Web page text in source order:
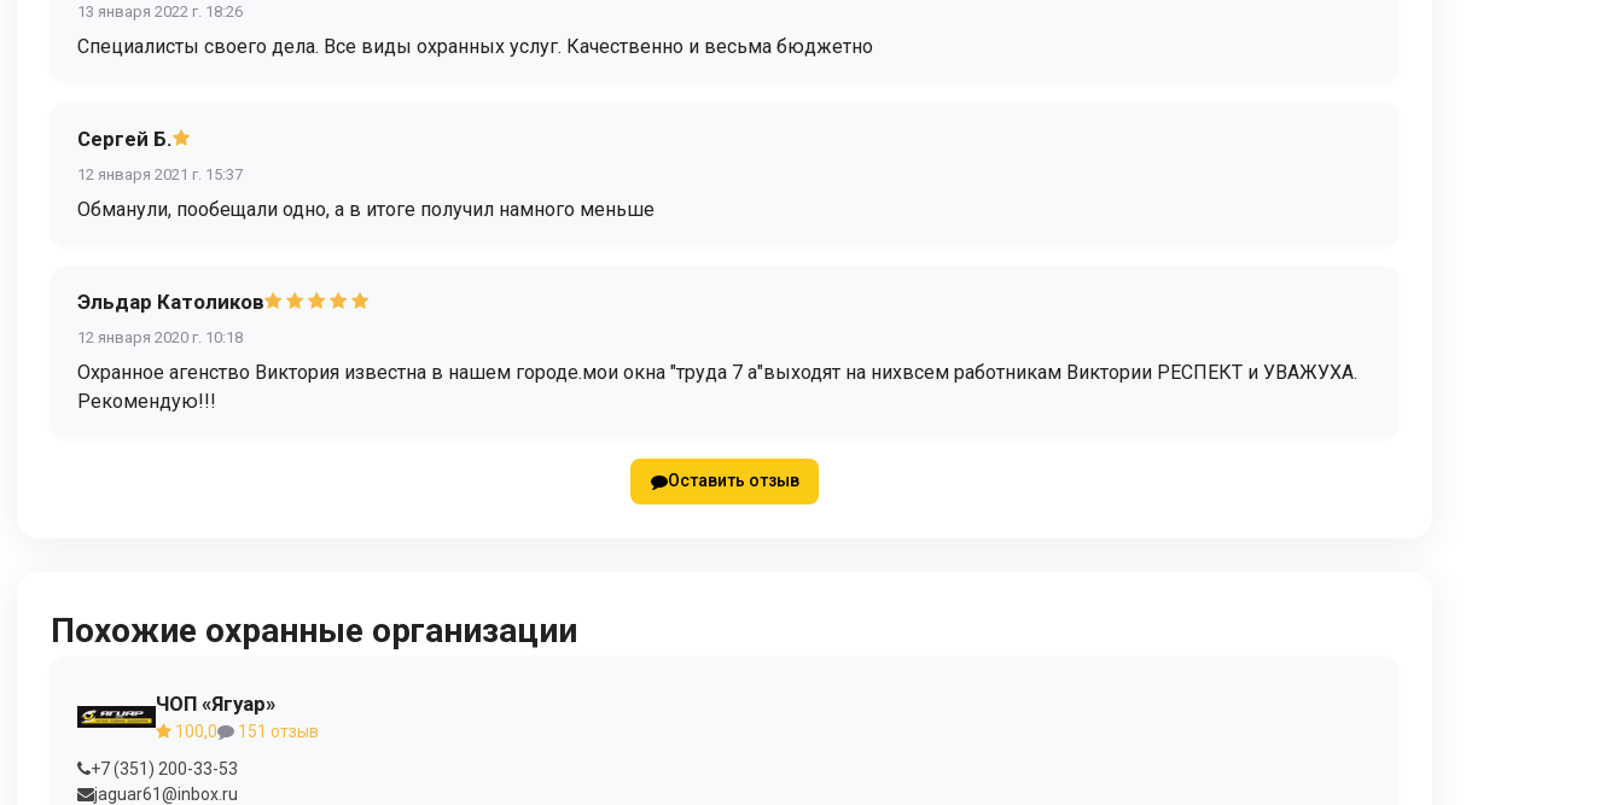
13 января 2022 г. 18:26
Специалисты своего дела. Все виды охранных услуг. Качественно и весьма бюджетно
Сергей Б.
12 января 2021 г. 15:37
Обманули, пообещали одно, а в итоге получил намного меньше
Эльдар Католиков
12 января 2020 г. 10:18
Охранное агенство Виктория известна в нашем городе.мои окна "труда 7 а"выходят на нихвсем работникам Виктории РЕСПЕКТ и УВАЖУХА.
Рекомендую!!!
Оставить отзыв
Похожие охранные организации
ЧОП «Ягуар»
100,0
151 отзыв
+7 (351) 200-33-53
jaguar61@inbox.ru